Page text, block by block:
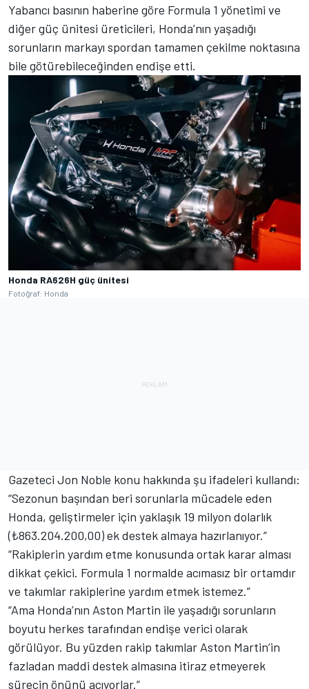
Yabancı basının haberine göre Formula 1 yönetimi ve
diğer güç ünitesi üreticileri, Honda’nın yaşadığı
sorunların markayı spordan tamamen çekilme noktasına
bile götürebileceğinden endişe etti.
Honda RA626H güç ünitesi
Fotoğraf: Honda
Gazeteci Jon Noble konu hakkında şu ifadeleri kullandı:
“Sezonun başından beri sorunlarla mücadele eden
Honda, geliştirmeler için yaklaşık 19 milyon dolarlık
(₺863.204.200,00) ek destek almaya hazırlanıyor.”
“Rakiplerin yardım etme konusunda ortak karar alması
dikkat çekici. Formula 1 normalde acımasız bir ortamdır
ve takımlar rakiplerine yardım etmek istemez.”
“Ama Honda’nın Aston Martin ile yaşadığı sorunların
boyutu herkes tarafından endişe verici olarak
görülüyor. Bu yüzden rakip takımlar Aston Martin’in
fazladan maddi destek almasına itiraz etmeyerek
sürecin önünü açıyorlar.”